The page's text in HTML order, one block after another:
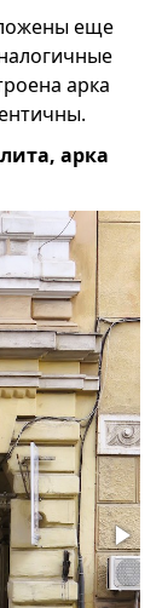
еще
арка
арка